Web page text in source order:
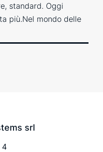
standard. Oggi
più.Nel mondo delle
srl
4